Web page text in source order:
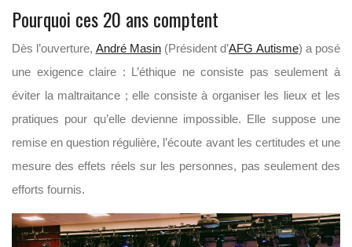
Pourquoi ces 20 ans comptent
Dès l’ouverture, André Masin(Président d’AFG Autisme) a posé
une exigence claire : L’éthique ne consiste pas seulement à
éviter la maltraitance ; elle consiste à organiser les lieux et les
pratiques pour qu’elle devienne impossible. Elle suppose une
remise en question régulière, l’écoute avant les certitudes et une
mesure des effets réels sur les personnes, pas seulement des
efforts fournis.